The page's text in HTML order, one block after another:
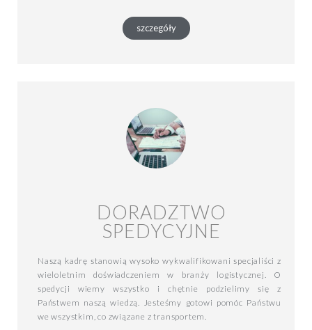
szczegóły
DORADZTWO
SPEDYCYJNE​
Naszą kadrę stanowią wysoko wykwalifikowani specjaliści z
wieloletnim doświadczeniem w branży logistycznej. O
spedycji wiemy wszystko i chętnie podzielimy się z
Państwem naszą wiedzą. Jesteśmy gotowi pomóc Państwu
we wszystkim, co związane z transportem.